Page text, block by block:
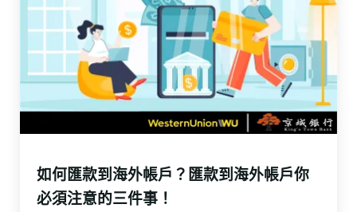
如何匯款到海外帳戶？ 匯款到海外帳戶你
必須注意的三件事！